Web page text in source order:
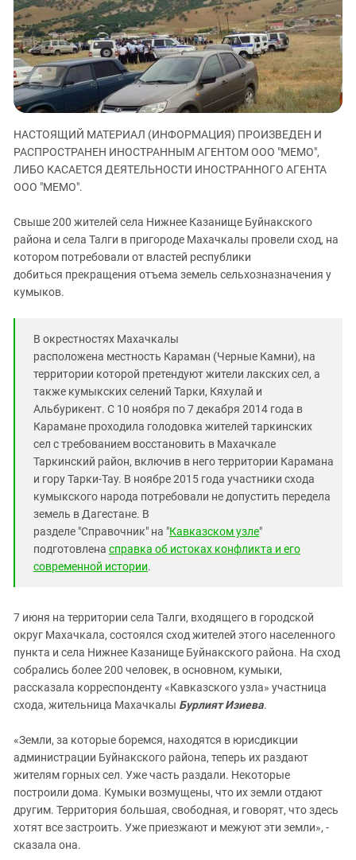
ЗАСТАВЛЯЕТ
КАВКАЗ ЗА ПАЛЕСТИНУ
ИНАКОМЫСЛИЕ В ЧЕЧНЕ
ПРЕСЛЕДОВАНИЕ АКТИВИСТОВ
МОБИЛИЗАЦИЯ И ПРОТЕСТЫ
Дагестан
Ингушетия
Кабардино-Балкария
Калмыкия
Карачаево-Черкесия
Краснодарский край
Российская Федерация
Северная Осетия - Алания
СКФО
Ставропольский край
Южная Осетия
Южный Кавказ
ЮФО
НАСТОЯЩИЙ МАТЕРИАЛ (ИНФОРМАЦИЯ) ПРОИЗВЕДЕН И
РАСПРОСТРАНЕН ИНОСТРАННЫМ АГЕНТОМ ООО "МЕМО",
ЛИБО КАСАЕТСЯ ДЕЯТЕЛЬНОСТИ ИНОСТРАННОГО АГЕНТА
ООО "МЕМО".
Свыше 200 жителей села Нижнее Казанище Буйнакского
района и села Талги в пригороде Махачкалы провели сход, на
котором потребовали от властей республики
добиться прекращения отъема земель сельхозназначения у
кумыков.
В окрестностях Махачкалы
расположена местность Караман (Черные Камни), на
территории которой претендуют жители лакских сел, а
также кумыкских селений Тарки, Кяхулай и
Альбурикент. С 10 ноября по 7 декабря 2014 года в
Карамане проходила голодовка жителей таркинских
сел с требованием восстановить в Махачкале
Таркинский район, включив в него территории Карамана
и гору Тарки-Тау. В ноябре 2015 года участники схода
кумыкского народа потребовали не допустить передела
земель в Дагестане. В
разделе "Справочник" на "Кавказском узле"
подготовлена справка об истоках конфликта и его
современной истории.
7 июня на территории села Талги, входящего в городской
округ Махачкала, состоялся сход жителей этого населенного
пункта и села Нижнее Казанище Буйнакского района. На сход
собрались более 200 человек, в основном, кумыки,
рассказала корреспонденту «Кавказского узла» участница
схода, жительница Махачкалы Бурлият Изиева.
«Земли, за которые боремся, находятся в юрисдикции
администрации Буйнакского района, теперь их раздают
жителям горных сел. Уже часть раздали. Некоторые
построили дома. Кумыки возмущены, что их земли отдают
другим. Территория большая, свободная, и говорят, что здесь
хотят все застроить. Уже приезжают и межуют эти земли», -
сказала она.